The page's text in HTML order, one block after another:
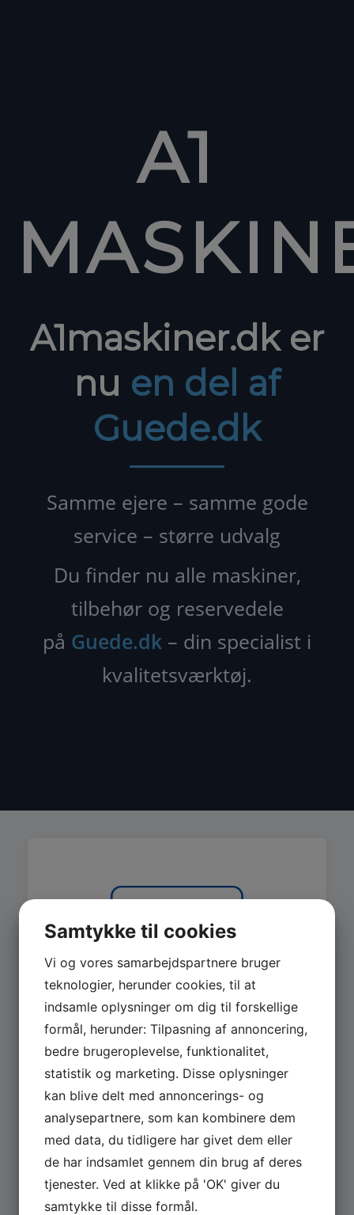
A1
A1maskiner.dk er
nu en del af
Guede.dk
Samme ejere – samme gode
service – større udvalg
Du finder nu alle maskiner,
tilbehør og reservedele
på Guede.dk – din specialist i
kvalitetsværktøj.
MASKINER
Se hele udvalget af Güde og Rotwerk maskiner
til professionelt brug.
GÅ TIL MASKINER ›
Samtykke til cookies
Vi og vores samarbejdspartnere bruger
teknologier, herunder cookies, til at
indsamle oplysninger om dig til forskellige
formål, herunder: Tilpasning af annoncering,
bedre brugeroplevelse, funktionalitet,
statistik og marketing. Disse oplysninger
kan blive delt med annoncerings- og
analysepartnere, som kan kombinere dem
med data, du tidligere har givet dem eller
de har indsamlet gennem din brug af deres
tjenester. Ved at klikke på 'OK' giver du
samtykke til disse formål.